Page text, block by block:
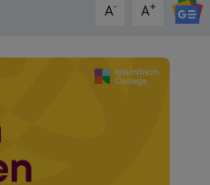
A- A+